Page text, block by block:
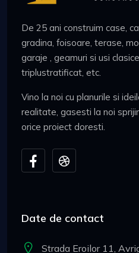
De 25 ani construim case,
gradina, foisoare, terase,
garaje , geamuri si usi
triplustratificat, etc.
Vino la noi cu planurile si
realitate, gasesti la noi
orice proiect doresti.
Date de contact
Strada Eroilor 11,